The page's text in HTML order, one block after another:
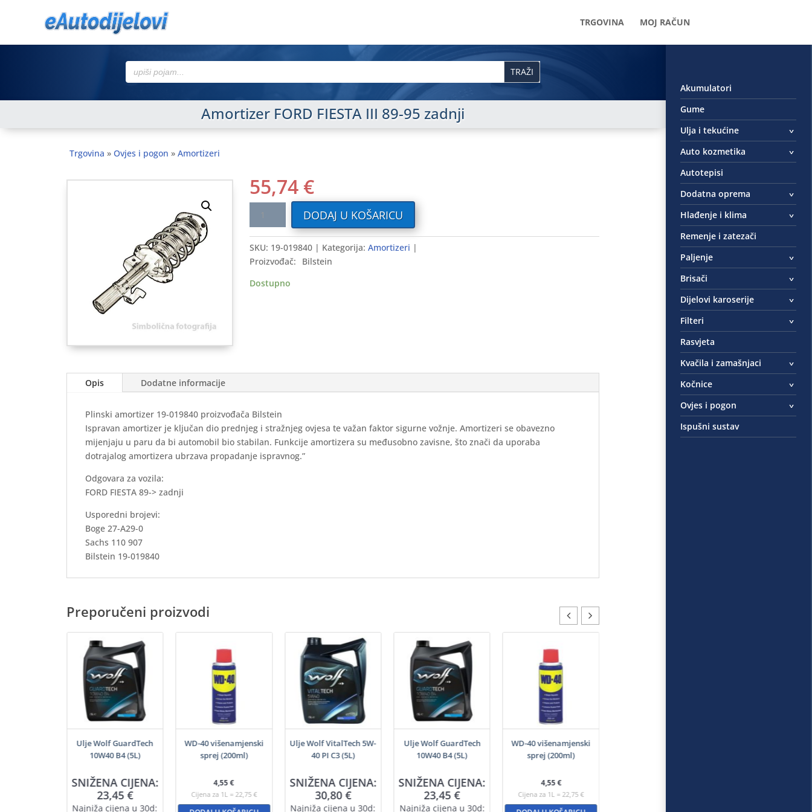
TRGOVINA MOJ RAČUN
Search
for:
Amortizer FORD FIESTA III 89-95 zadnji
Trgovina »Ovjes i pogon »Amortizeri
55,74 €
FIESTA
III
89-
95
DODAJ U KOŠARICU
SKU: 19-019840 Kategorija: Amortizeri
Proizvođač:
Bilstein
Dostupno
Opis Dodatne informacije
Plinski amortizer 19-019840 proizvođača Bilstein
Ispravan amortizer je ključan dio prednjeg i stražnjeg ovjesa te važan faktor sigurne vožnje. Amortizeri se obavezno
mijenjaju u paru da bi automobil bio stabilan. Funkcije amortizera su međusobno zavisne, što znači da uporaba
dotrajalog amortizera ubrzava propadanje ispravnog.”
Odgovara za vozila:
FORD FIESTA 89-> zadnji
Usporedni brojevi:
Boge 27-A29-0
Sachs 110 907
Bilstein 19-019840
Preporučeni proizvodi
Ulje Wolf GuardTech
10W40 B4 (5L)
SNIŽENA CIJENA:
23,45€
Najniža cijena u 30d:
WD-40 višenamjenski
sprej (200ml)
4,55€
Cijena za 1L = 22,75 €
Ulje Wolf VitalTech 5W-
40 PI C3 (5L)
SNIŽENA CIJENA:
30,80€
Najniža cijena u 30d:
Ulje Wolf GuardTech
10W40 B4 (5L)
SNIŽENA CIJENA:
23,45€
Najniža cijena u 30d:
WD-40 višenamjenski
sprej (200ml)
4,55€
Cijena za 1L = 22,75 €
Akumulatori
Gume
Ulja i tekućine
Auto kozmetika
Autotepisi
Dodatna oprema
Hlađenje i klima
Remenje i zatezači
Paljenje
Brisači
Dijelovi karoserije
Filteri
Rasvjeta
Kvačila i zamašnjaci
Kočnice
Ovjes i pogon
Ispušni sustav